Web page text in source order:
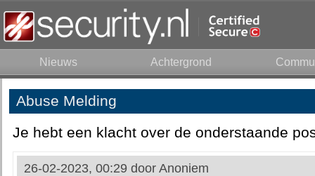
Nieuws Achtergrond
Abuse Melding
Je hebt een klacht over de onderstaande
26-02-2023, 00:29 door Anoniem